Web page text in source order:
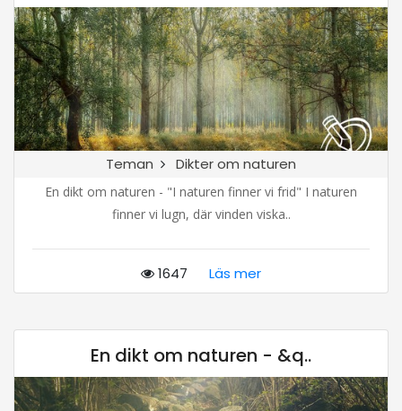
Teman Dikter om naturen
En dikt om naturen - "I naturen finner vi frid" I naturen
finner vi lugn, där vinden viska..
1647 Läs mer
En dikt om naturen - &q..